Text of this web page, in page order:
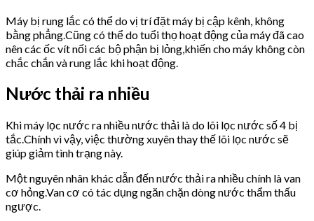
Máy bị rung lắc có thể do vị trí đặt máy bị cập kênh, không
bằng phẳng.Cũng có thể do tuổi thọ hoạt động của máy đã cao
nên các ốc vít nối các bộ phận bị lỏng,khiến cho máy không còn
chắc chắn và rung lắc khi hoạt động.
Nước thải ra nhiều
Khi máy lọc nước ra nhiều nước thải là do lõi lọc nước số 4 bị
tắc.Chính vì vậy, việc thường xuyên thay thế lõi lọc nước sẽ
giúp giảm tình trạng này.
Một nguyên nhân khác dẫn đến nước thải ra nhiều chính là van
cơ hỏng.Van cơ có tác dụng ngăn chặn dòng nước thẩm thấu
ngược.